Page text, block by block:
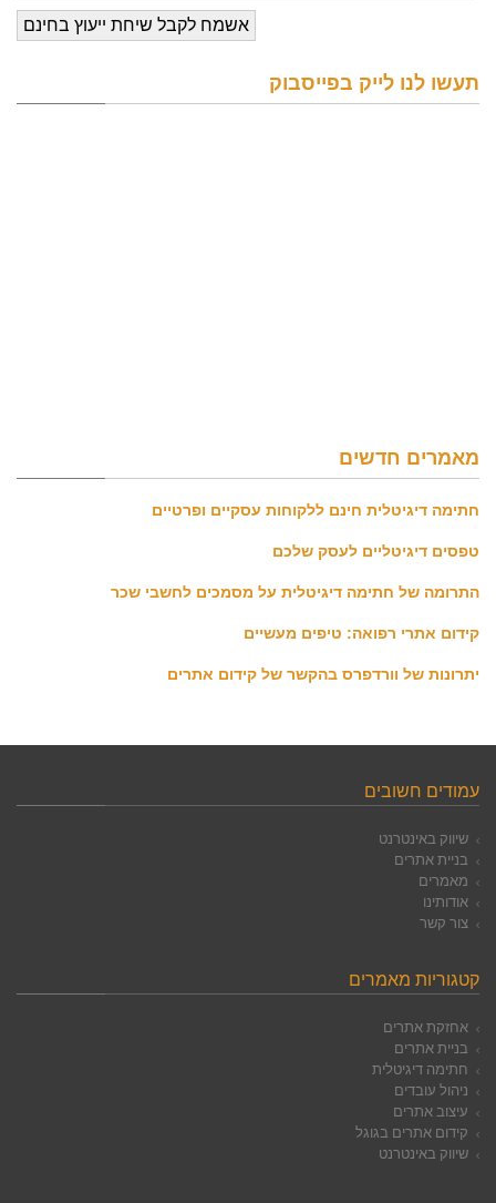
תעשו לנו לייק בפייסבוק
מאמרים חדשים
חתימה דיגיטלית חינם ללקוחות עסקיים ופרטיים
טפסים דיגיטליים לעסק שלכם
התרומה של חתימה דיגיטלית על מסמכים לחשבי שכר
קידום אתרי רפואה: טיפים מעשיים
יתרונות של וורדפרס בהקשר של קידום אתרים
עמודים חשובים
שיווק באינטרנט
בניית אתרים
מאמרים
אודותינו
צור קשר
קטגוריות מאמרים
אחזקת אתרים
בניית אתרים
חתימה דיגיטלית
ניהול עובדים
עיצוב אתרים
קידום אתרים בגוגל
שיווק באינטרנט